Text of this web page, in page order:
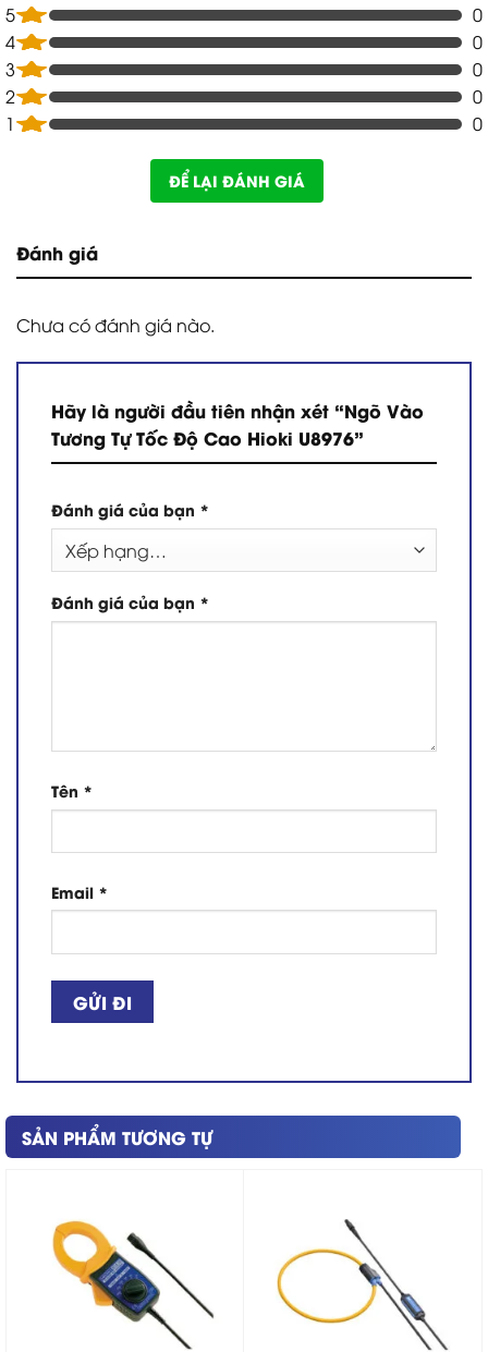
5
0
4
0
3
0
2
0
1
0
ĐỂ LẠI ĐÁNH GIÁ
Đánh giá
Chưa có đánh giá nào.
Hãy là người đầu tiên nhận xét “Ngõ Vào
Tương Tự Tốc Độ Cao Hioki U8976”
Đánh giá của bạn *
Đánh giá của bạn *
Tên *
Email *
SẢN PHẨM TƯƠNG TỰ